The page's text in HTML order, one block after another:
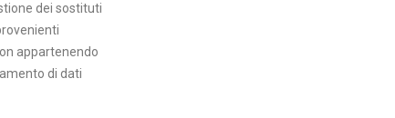
dei sostituti
appartenendo
di dati